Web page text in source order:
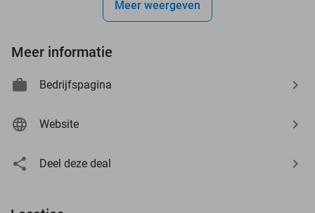
Meer weergeven
Meer informatie
Bedrijfspagina
Website
Deel deze deal